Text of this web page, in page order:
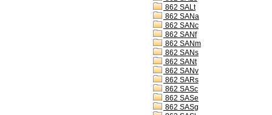
862 SALt
862 SANa
862 SANc
862 SANf
862 SANm
862 SANs
862 SANt
862 SANv
862 SARs
862 SASc
862 SASe
862 SASg